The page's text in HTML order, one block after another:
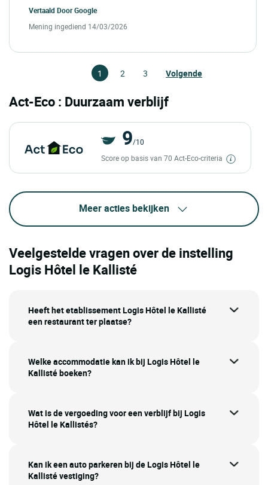
Vertaald DoorGoogle
Mening ingediend 14/03/2026
1 2 3 Volgende
Act-Eco : Duurzaam verblijf
9/10
Score op basis van 70 Act-Eco-criteria
Meer acties bekijken
Veelgestelde vragen over de instelling
Logis Hôtel le Kallisté
Heeft het etablissement Logis Hôtel le Kallisté
een restaurant ter plaatse?
Welke accommodatie kan ik bij Logis Hôtel le
Kallisté boeken?
Wat is de vergoeding voor een verblijf bij Logis
Hôtel le Kallistés?
Kan ik een auto parkeren bij de Logis Hôtel le
Kallisté vestiging?